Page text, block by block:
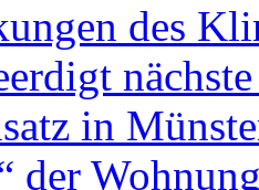
des
in
der